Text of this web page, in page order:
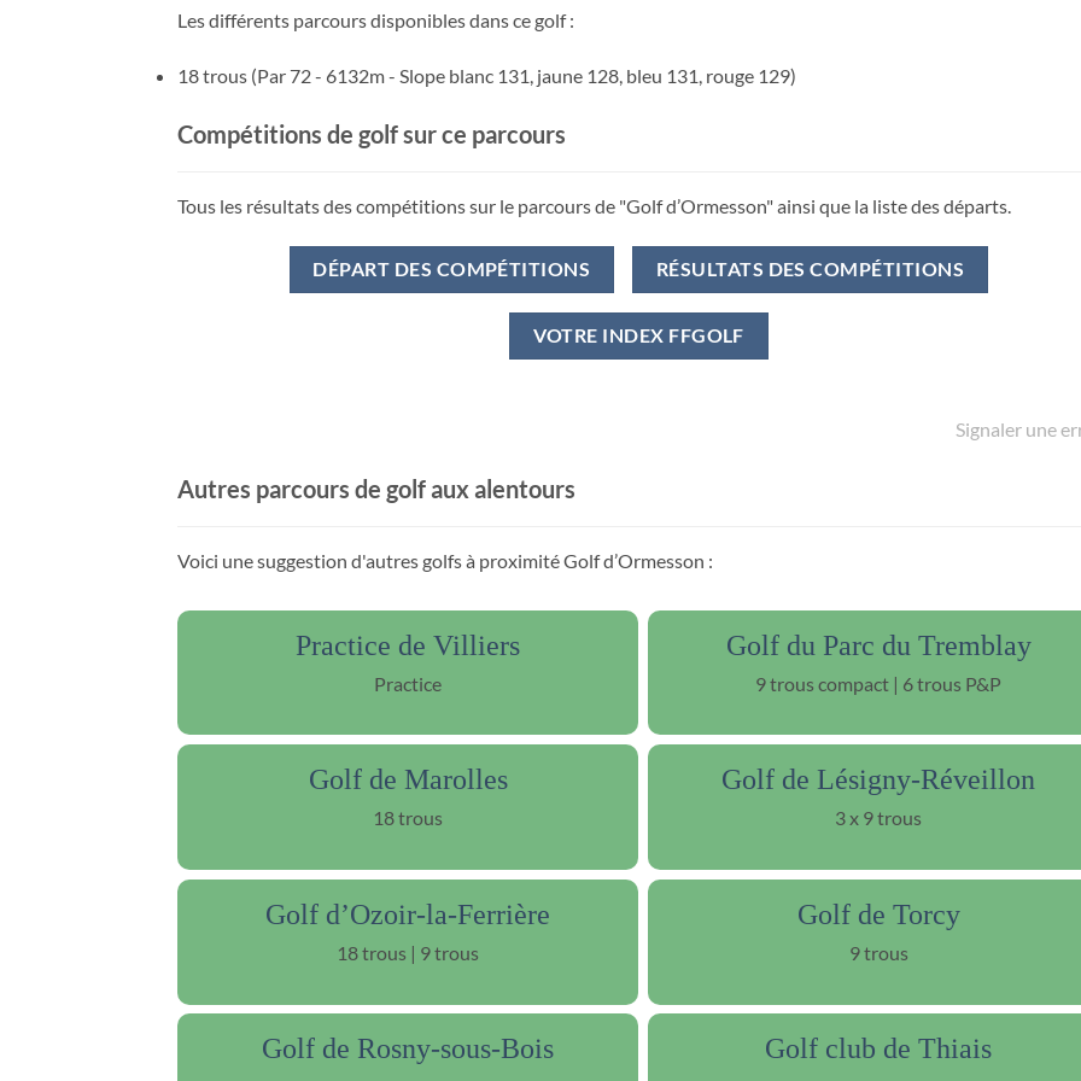
Les différents parcours disponibles dans ce golf :
18 trous (Par 72 - 6132m - Slope blanc 131, jaune 128, bleu 131, rouge 129)
Compétitions de golf sur ce parcours
Tous les résultats des compétitions sur le parcours de "Golf d’Ormesson" ainsi que la liste des départs.
DÉPART DES COMPÉTITIONS RÉSULTATS DES COMPÉTITIONS
VOTRE INDEX FFGOLF
Signaler une
Autres parcours de golf aux alentours
Voici une suggestion d'autres golfs à proximité Golf d’Ormesson :
Practice de Villiers
Practice
Golf du Parc du Tremblay
9 trous compact | 6 trous P&P
Golf de Marolles
18 trous
Golf de Lésigny-Réveillon
3 x 9 trous
Golf d’Ozoir-la-Ferrière
18 trous | 9 trous
Golf de Torcy
9 trous
Golf de Rosny-sous-Bois Golf club de Thiais